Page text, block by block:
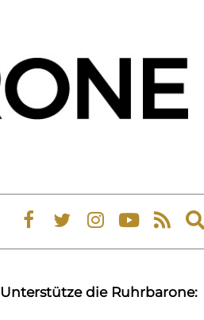
Unterstütze die Ruhrbarone: